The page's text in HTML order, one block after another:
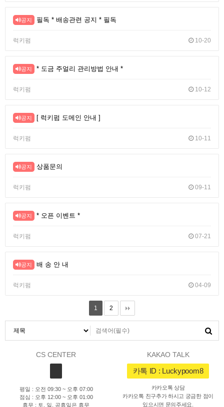
공지 필독 * 배송관련 공지 * 필독
럭키펌 10-20
공지 * 도금 주얼리 관리방법 안내 *
럭키펌 10-12
공지 [ 럭키펌 도메인 안내 ]
럭키펌 10-11
공지 상품문의
럭키펌 09-11
공지 * 오픈 이벤트 *
럭키펌 07-21
공지 배 송 안 내
럭키펌 04-09
1 2
CS CENTER
평일 : 오전 09:30 ~ 오후 07:00
점심 : 오후 12:00 ~ 오후 01:00
휴무 : 토, 일, 공휴일은 휴무
KAKAO TALK
카톡 ID : Luckypoom8
카카오톡 상담
카카오톡 친구추가 하시고 궁금한 점이
있으시면 문의주세요.